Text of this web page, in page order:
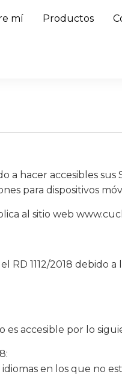
mí Productos
a hacer accesibles
para dispositivos
al sitio web
1112/2018 debido
es accesible por lo
en los que no